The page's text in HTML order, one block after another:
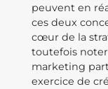
peuvent en
ces deux
cœur de la
toutefois
marketing
exercice de